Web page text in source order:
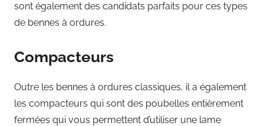
sont également des candidats parfaits pour ces types
de bennes à ordures.
Compacteurs
Outre les bennes à ordures classiques, il a également
les compacteurs qui sont des poubelles entièrement
fermées qui vous permettent d’utiliser une lame